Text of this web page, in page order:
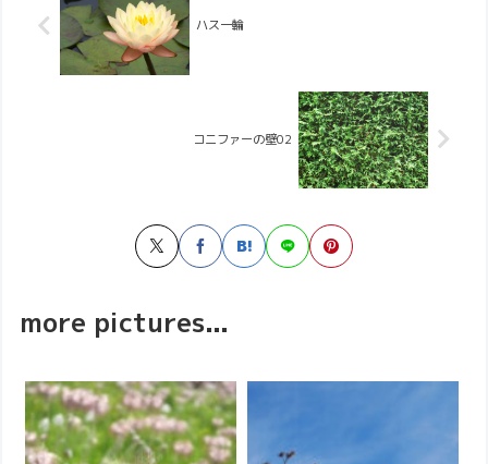
ハス一輪
コニファーの壁02
more pictures...